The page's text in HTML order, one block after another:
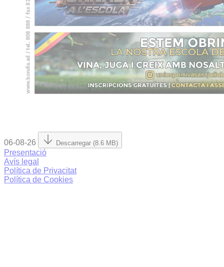
06-08-26 Descarregar (8.6 MB)
Presentació
Avís legal
Política de Privacitat
Política de Cookies